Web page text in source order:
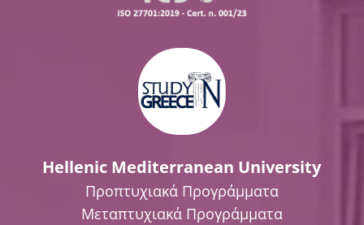
Hellenic Mediterranean University
Προπτυχιακά Προγράμματα
Μεταπτυχιακά Προγράμματα